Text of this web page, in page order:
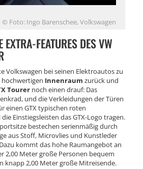
© Foto: Ingo Barenschee, Volkswagen
FEATURES DES VW
Volkswagen bei seinen Elektroautos zu
Innenraum zurück und
Tourer noch einen drauf: Das
und die Verkleidungen der Türen
einen GTX typischen roten
Einstiegsleisten das GTX-Logo tragen.
bestechen serienmäßig durch
aus Stoff, Microvlies und Kunstleder
kommt das hohe Raumangebot an
2,00 Meter große Personen bequem
knapp 2,00 Meter große Mitreisende.